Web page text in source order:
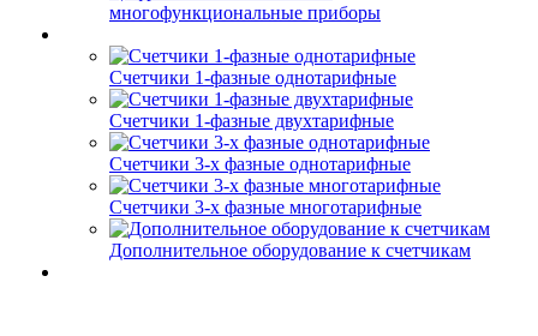
многофункциональные приборы
Счетчики 1-фазные однотарифные
Счетчики 1-фазные двухтарифные
Счетчики 3-х фазные однотарифные
Счетчики 3-х фазные многотарифные
Дополнительное оборудование к счетчикам